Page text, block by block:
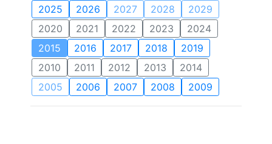
2025 2026 2027 2028
2029
2020
2021 2022 2023
2024
2015
2016 2017 2018
2019
2010
2011 2012 2013
2014
2005
2006 2007 2008 2009